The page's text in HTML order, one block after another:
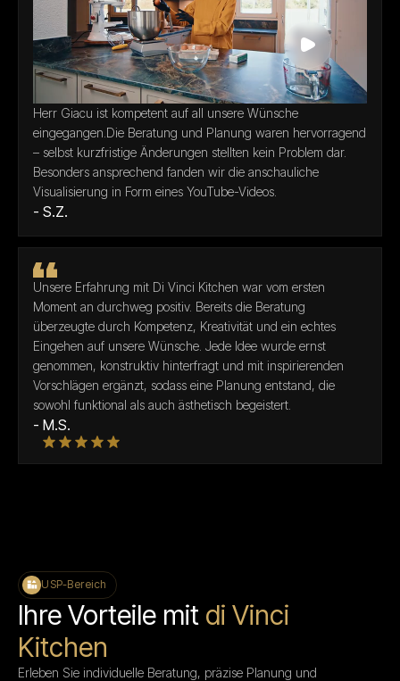
Herr Giacu ist kompetent auf all unsere Wünsche
eingegangen.Die Beratung und Planung waren hervorragend
– selbst kurzfristige Änderungen stellten kein Problem dar.
Besonders ansprechend fanden wir die anschauliche
Visualisierung in Form eines YouTube-Videos.
- S.Z.
Unsere Erfahrung mit Di Vinci Kitchen war vom ersten
Moment an durchweg positiv. Bereits die Beratung
überzeugte durch Kompetenz, Kreativität und ein echtes
Eingehen auf unsere Wünsche. Jede Idee wurde ernst
genommen, konstruktiv hinterfragt und mit inspirierenden
Vorschlägen ergänzt, sodass eine Planung entstand, die
sowohl funktional als auch ästhetisch begeistert.
- M.S.
USP-Bereich
Ihre Vorteile mit di Vinci
Kitchen
Erleben Sie individuelle Beratung, präzise Planung und